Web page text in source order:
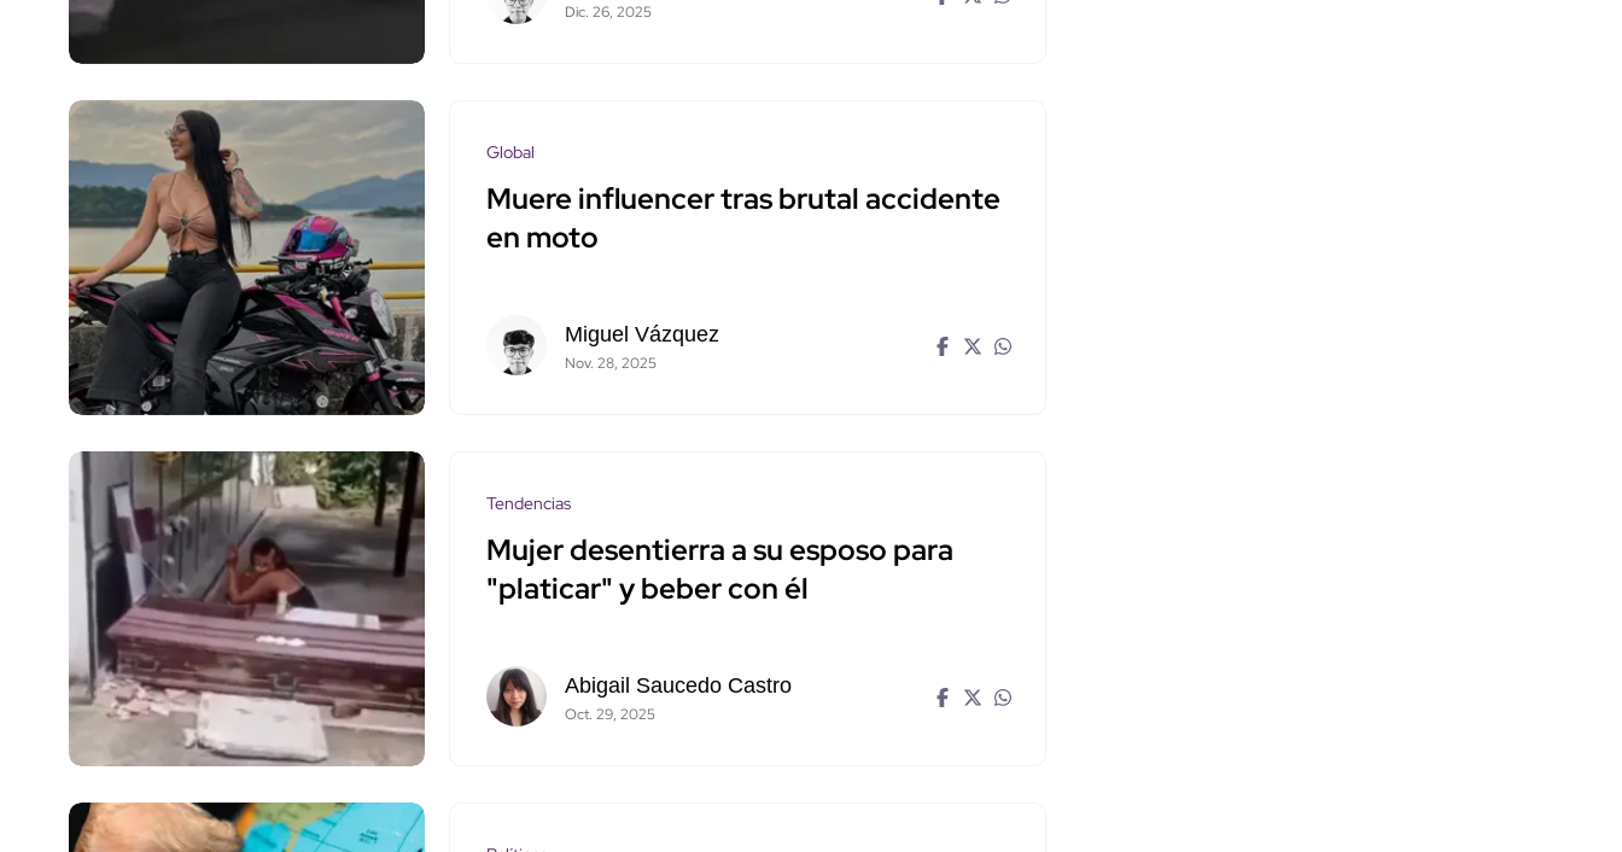
Dic. 26, 2025
Global
Muere influencer tras brutal accidente
en moto
Miguel Vázquez
Nov. 28, 2025
Tendencias
Mujer desentierra a su esposo para
"platicar" y beber con él
Abigail Saucedo Castro
Oct. 29, 2025